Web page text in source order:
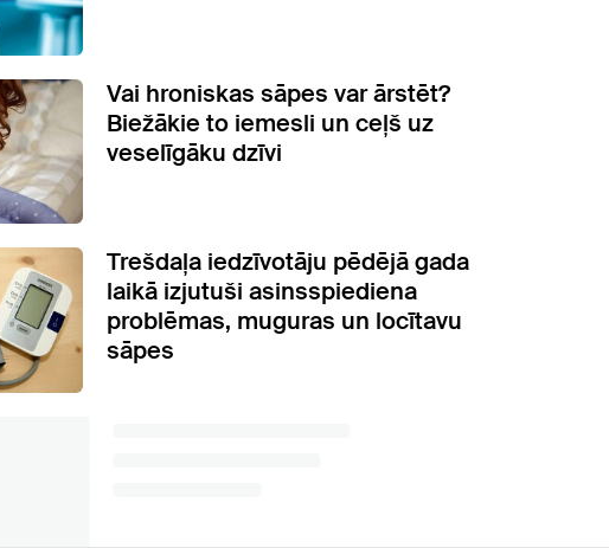
Vai hroniskas sāpes var ārstēt?
Biežākie to iemesli un ceļš uz
veselīgāku dzīvi
Trešdaļa iedzīvotāju pēdējā gada
laikā izjutuši asinsspiediena
problēmas, muguras un locītavu
sāpes